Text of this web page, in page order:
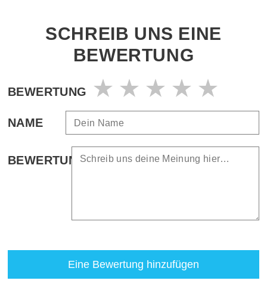
SCHREIB UNS EINE
BEWERTUNG
BEWERTUNG
NAME
BEWERTUNG
Eine Bewertung hinzufügen